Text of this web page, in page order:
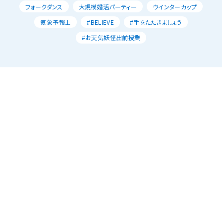
フォークダンス
大規模婚活パーティー
ウインターカップ
気象予報士
#BELIEVE
#手をたたきましょう
#お天気妖怪出前授業